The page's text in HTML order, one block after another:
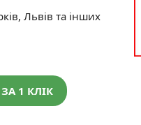
Львів та інших
1 КЛIК